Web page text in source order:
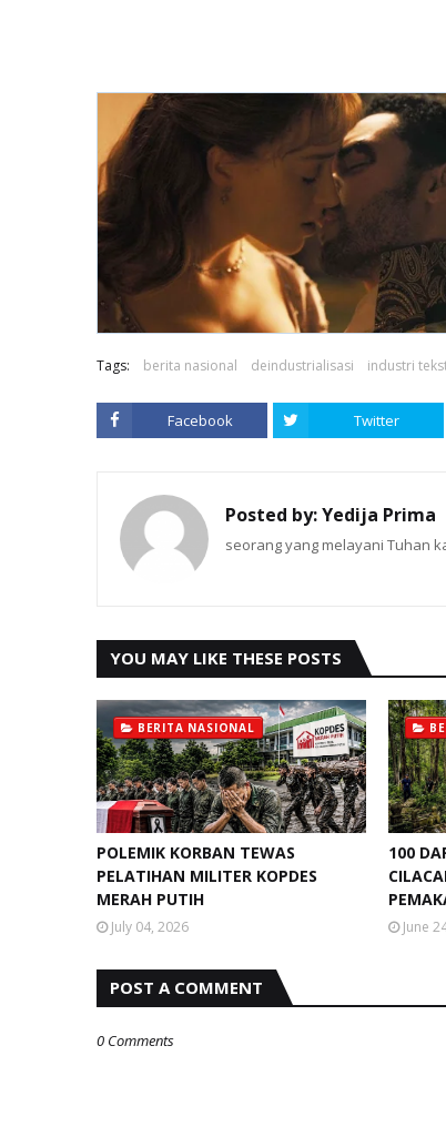
Tags: berita nasional deindustrialisasi industri
Facebook Twitter
Posted by:Yedija Prima
seorang yang melayani Tuhan
YOU MAY LIKE THESE POSTS
BERITA NASIONAL
POLEMIK KORBAN TEWAS
PELATIHAN MILITER KOPDES
MERAH PUTIH
July 04, 2026
100
June
POST A COMMENT
0 Comments